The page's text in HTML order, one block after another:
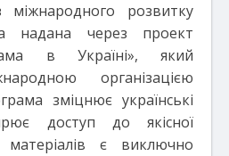
розвитку
надана через проект
в Україні», який
організацією
зміцнює українські
доступ до якісної
матеріалів є виключно